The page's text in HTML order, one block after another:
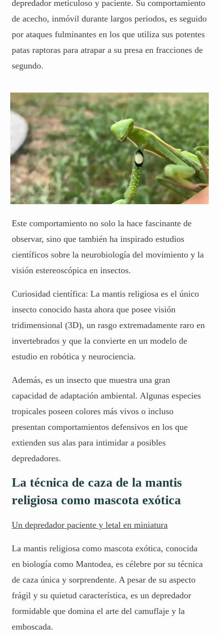
depredador meticuloso y paciente. Su comportamiento
de acecho, inmóvil durante largos periodos, es seguido
por ataques fulminantes en los que utiliza sus potentes
patas raptoras para atrapar a su presa en fracciones de
segundo.
Este comportamiento no solo la hace fascinante de
observar, sino que también ha inspirado estudios
científicos sobre la neurobiología del movimiento y la
visión estereoscópica en insectos.
Curiosidad científica: La mantis religiosa es el único
insecto conocido hasta ahora que posee visión
tridimensional (3D), un rasgo extremadamente raro en
invertebrados y que la convierte en un modelo de
estudio en robótica y neurociencia.
Además, es un insecto que muestra una gran
capacidad de adaptación ambiental. Algunas especies
tropicales poseen colores más vivos o incluso
presentan comportamientos defensivos en los que
extienden sus alas para intimidar a posibles
depredadores.
La técnica de caza de la mantis
religiosa como mascota exótica
Un depredador paciente y letal en miniatura
La mantis religiosa como mascota exótica, conocida
en biología como Mantodea, es célebre por su técnica
de caza única y sorprendente. A pesar de su aspecto
frágil y su quietud característica, es un depredador
formidable que domina el arte del camuflaje y la
emboscada.